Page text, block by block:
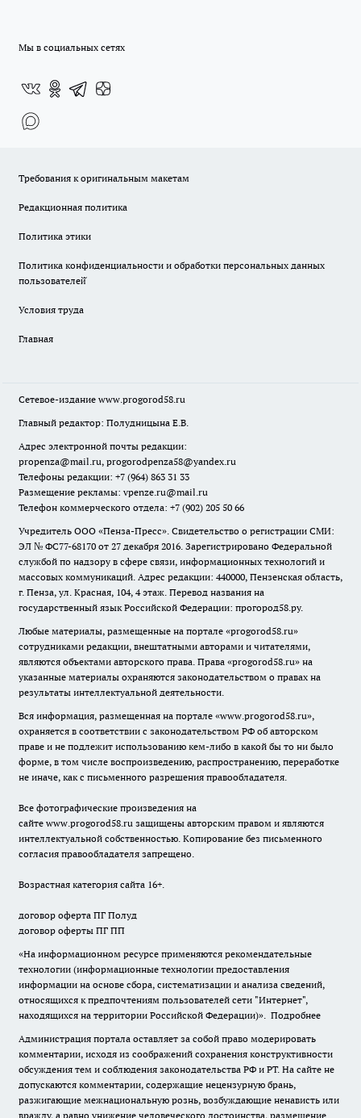
Мы в социальных сетях
Требования к оригинальным макетам
Редакционная политика
Политика этики
Политика конфиденциальности и обработки персональных данных
пользователей̆
Условия труда
Главная
Сетевое-издание www.progorod58.ru
Главный редактор: Полудницына Е.В.
Адрес электронной почты редакции:
propenza@mail.ru, progorodpenza58@yandex.ru
Телефоны редакции: +7 (964) 863 31 33
Размещение рекламы: vpenze.ru@mail.ru
Телефон коммерческого отдела: +7 (902) 205 50 66
Учредитель ООО «Пенза-Пресс». Свидетельство о регистрации СМИ:
ЭЛ № ФС77-68170 от 27 декабря 2016. Зарегистрировано Федеральной
службой по надзору в сфере связи, информационных технологий и
массовых коммуникаций. Адрес редакции: 440000, Пензенская область,
г. Пенза, ул. Красная, 104, 4 этаж. Перевод названия на
государственный язык Российской Федерации: прогород58.ру.
Любые материалы, размещенные на портале «progorod58.ru»
сотрудниками редакции, внештатными авторами и читателями,
являются объектами авторского права. Права «progorod58.ru» на
указанные материалы охраняются законодательством о правах на
результаты интеллектуальной деятельности.
Вся информация, размещенная на портале «www.progorod58.ru»,
охраняется в соответствии с законодательством РФ об авторском
праве и не подлежит использованию кем-либо в какой бы то ни было
форме, в том числе воспроизведению, распространению, переработке
не иначе, как с письменного разрешения правообладателя.
Все фотографические произведения на
сайте www.progorod58.ru защищены авторским правом и являются
интеллектуальной собственностью. Копирование без письменного
согласия правообладателя запрещено.
Возрастная категория сайта 16+.
договор оферта ПГ Полуд
договор оферты ПГ ПП
«На информационном ресурсе применяются рекомендательные
технологии (информационные технологии предоставления
информации на основе сбора, систематизации и анализа сведений,
относящихся к предпочтениям пользователей сети "Интернет",
находящихся на территории Российской Федерации)». Подробнее
Администрация портала оставляет за собой право модерировать
комментарии, исходя из соображений сохранения конструктивности
обсуждения тем и соблюдения законодательства РФ и РТ. На сайте не
допускаются комментарии, содержащие нецензурную брань,
разжигающие межнациональную рознь, возбуждающие ненависть или
вражду, а равно унижение человеческого достоинства, размещение